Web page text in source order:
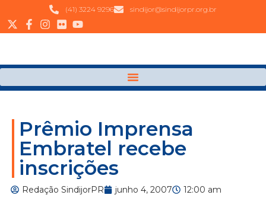
(41) 3224 9296 sindijor@sindijorpr.org.br
Prêmio Imprensa
Embratel recebe
inscrições
Redação SindijorPR junho 4, 2007 12:00 am